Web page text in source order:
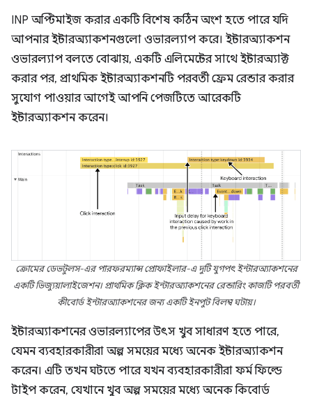
INP অপ্টিমাইজ করার একটি বিশেষ কঠিন অংশ হতে পারে যদি
আপনার ইন্টারঅ্যাকশনগুলো ওভারল্যাপ করে। ইন্টারঅ্যাকশন
ওভারল্যাপ বলতে বোঝায়, একটি এলিমেন্টের সাথে ইন্টারঅ্যাক্ট
করার পর, প্রাথমিক ইন্টারঅ্যাকশনটি পরবর্তী ফ্রেম রেন্ডার করার
সুযোগ পাওয়ার আগেই আপনি পেজটিতে আরেকটি
ইন্টারঅ্যাকশন করেন।
ক্রোমের ডেভটুলস-এর পারফরম্যান্স প্রোফাইলার-এ দুটি যুগপৎ ইন্টারঅ্যাকশনের
একটি ভিজ্যুয়ালাইজেশন। প্রাথমিক ক্লিক ইন্টারঅ্যাকশনের রেন্ডারিং কাজটি পরবর্তী
কীবোর্ড ইন্টারঅ্যাকশনের জন্য একটি ইনপুট বিলম্ব ঘটায়।
ইন্টারঅ্যাকশনের ওভারল্যাপের উৎস খুব সাধারণ হতে পারে,
যেমন ব্যবহারকারীরা অল্প সময়ের মধ্যে অনেক ইন্টারঅ্যাকশন
করেন। এটি তখন ঘটতে পারে যখন ব্যবহারকারীরা ফর্ম ফিল্ডে
টাইপ করেন, যেখানে খুব অল্প সময়ের মধ্যে অনেক কিবোর্ড